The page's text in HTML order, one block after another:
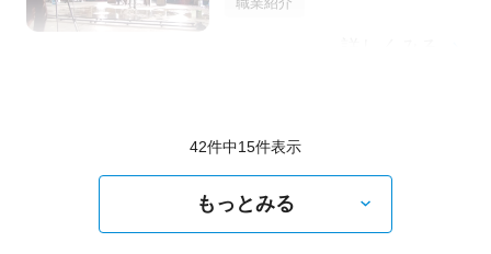
42件中15件表示
もっとみる